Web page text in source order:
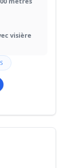
visière